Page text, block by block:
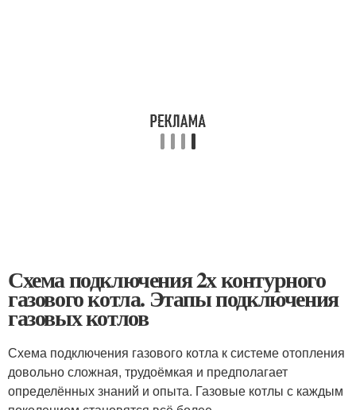
Схема подключения 2х контурного
газового котла. Этапы подключения
газовых котлов
Схема подключения газового котла к системе отопления
довольно сложная, трудоёмкая и предполагает
определённых знаний и опыта. Газовые котлы с каждым